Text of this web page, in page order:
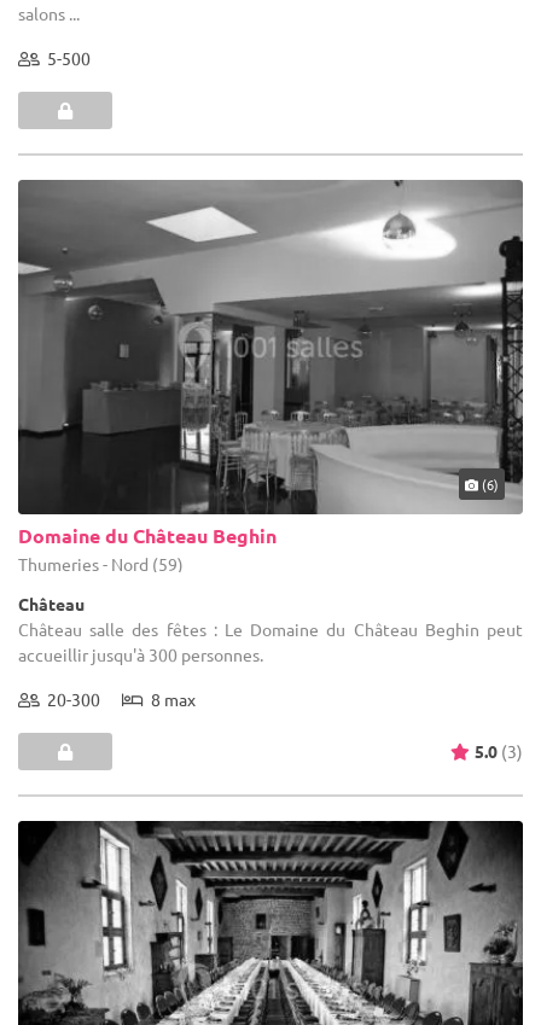
salons ...
5-500
(6)
Domaine du Château Beghin
Thumeries - Nord (59)
Château
Château salle des fêtes : Le Domaine du Château Beghin peut
accueillir jusqu'à 300 personnes.
20-300 8 max
5.0 (3)